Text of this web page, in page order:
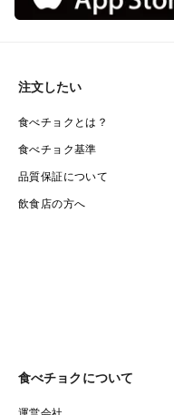
注文したい
食べチョクとは？
食べチョク基準
品質保証について
飲食店の方へ
食べチョクについて